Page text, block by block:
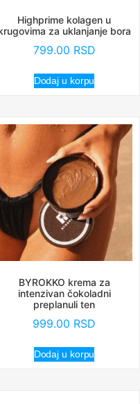
Highprime kolagen u
za uklanjanje bora
799.00 RSD
Dodaj u korpu
BYROKKO krema za
intenzivan čokoladni
preplanuli ten
999.00 RSD
Dodaj u korpu